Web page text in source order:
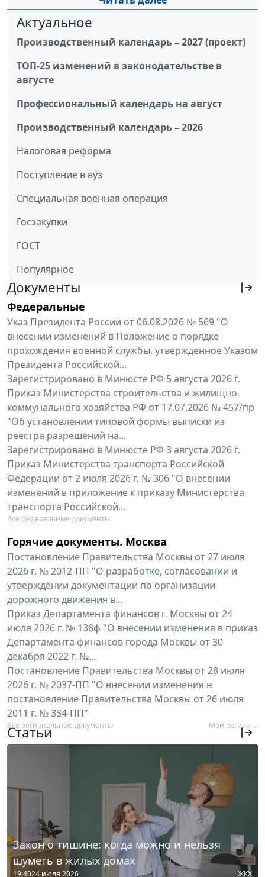
Актуальное
Производственный календарь – 2027 (проект)
ТОП-25 изменений в законодательстве в
августе
Профессиональный календарь на август
Производственный календарь – 2026
Налоговая реформа
Поступление в вуз
Специальная военная операция
Госзакупки
ГОСТ
Популярное
Документы
Федеральные
Указ Президента России от 06.08.2026 № 569 "О
внесении изменений в Положение о порядке
прохождения военной службы, утвержденное Указом
Президента Российской...
Зарегистрировано в Минюсте РФ 5 августа 2026 г.
Приказ Министерства строительства и жилищно-
коммунального хозяйства РФ от 17.07.2026 № 457/пр
"Об установлении типовой формы выписки из
реестра разрешений на...
Зарегистрировано в Минюсте РФ 3 августа 2026 г.
Приказ Министерства транспорта Российской
Федерации от 2 июля 2026 г. № 306 "О внесении
изменений в приложение к приказу Министерства
транспорта Российской...
Все федеральные документы
Горячие документы. Москва
Постановление Правительства Москвы от 27 июля
2026 г. № 2012-ПП "О разработке, согласовании и
утверждении документации по организации
дорожного движения в...
Приказ Департамента финансов г. Москвы от 24
июля 2026 г. № 138ф "О внесении изменения в приказ
Департамента финансов города Москвы от 30
декабря 2022 г. №...
Постановление Правительства Москвы от 28 июля
2026 г. № 2037-ПП "О внесении изменения в
постановление Правительства Москвы от 26 июля
2011 г. № 334-ПП"
Все региональные документы Мой регион ...
Статьи
Закон о тишине: когда можно и нельзя
шуметь в жилых домах
19:4024 июля 2026 ЖКХ